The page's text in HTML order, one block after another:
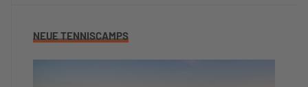
NEUE TENNISCAMPS